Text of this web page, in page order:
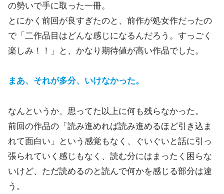
の勢いで手に取った一冊。
とにかく前回が良すぎたのと、前作が処女作だったの
で「二作品目はどんな感じになるんだろう。すっごく
楽しみ！！」と、かなり期待値が高い作品でした。
まあ、それが多分、いけなかった。
なんというか、思ってた以上に何も残らなかった。
前回の作品の「読み進めれば読み進めるほど引き込ま
れて面白い」という感覚もなく、ぐいぐいと話に引っ
張られていく感じもなく、読む分にはまったく困らな
いけど、ただ読めるのと読んで何かを感じる部分は違
う。